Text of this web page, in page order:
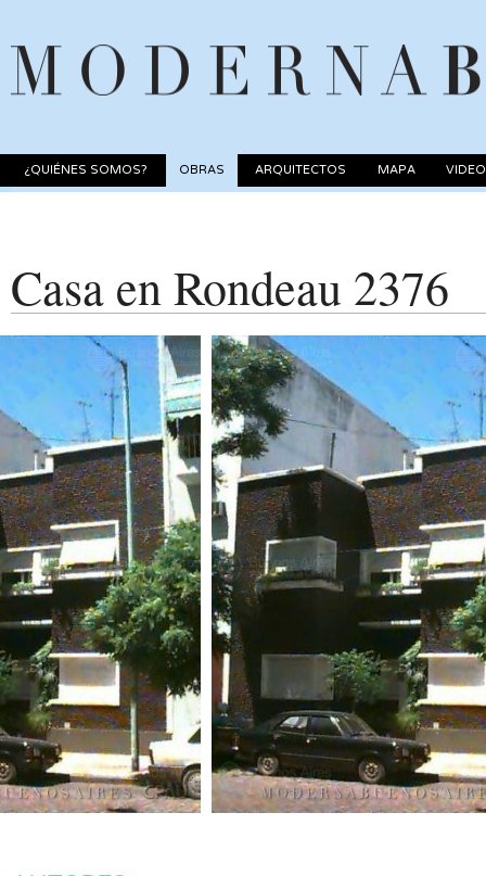
¿QUIÉNES SOMOS? OBRAS ARQUITECTOS MAPA
Casa en Rondeau 2376